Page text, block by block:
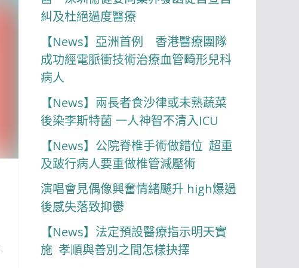
糾及杜絕過度醫療
【News】亞洲首例 香港醫療團隊
成功經電脈衝技術治療血管畸形兒科
病人
【News】兩長者食沙律或未熟蔬菜
後染李斯特菌 一人神智不清入ICU
【News】公院脊椎手術做錯位 超重
及跛行病人要重做椎管減壓術
演唱會見偶像興奮情緒飇升 high爆過
後感失落致抑鬱
【News】法定預設醫療指示明天實
施 孝順與善別之間怎樣抉擇